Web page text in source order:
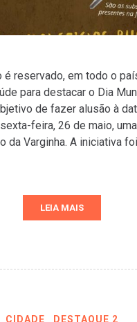
é reservado, em todo o
para destacar o Dia
de fazer alusão à
feira, 26 de maio,
da Varginha. A iniciativa
LEIA MAIS
CIDADE DESTAQUE 2